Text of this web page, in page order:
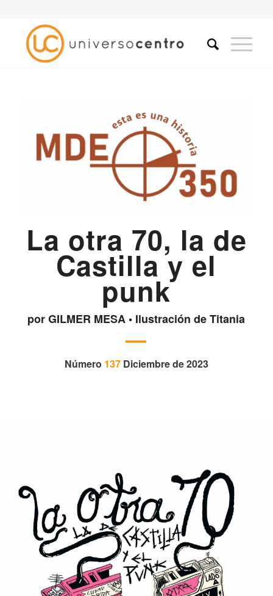
La otra 70, la de
Castilla y el
punk
por GILMER MESA • Ilustración de Titania
—
Número 137 Diciembre de 2023